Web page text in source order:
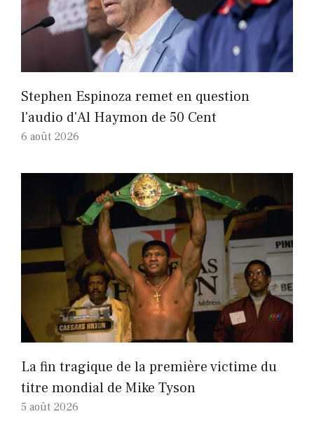
Stephen Espinoza remet en question
l'audio d'Al Haymon de 50 Cent
6 août 2026
La fin tragique de la première victime du
titre mondial de Mike Tyson
5 août 2026